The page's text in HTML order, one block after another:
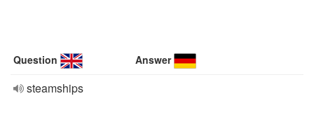
Question Answer
steamships